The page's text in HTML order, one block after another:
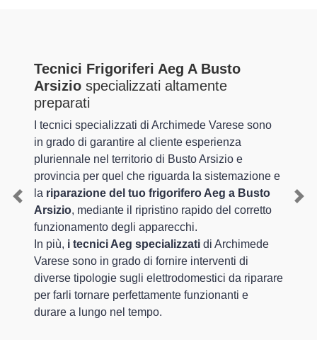
Tecnici Frigoriferi Aeg A Busto
Arsizio specializzati altamente
preparati
I tecnici specializzati di Archimede Varese sono
in grado di garantire al cliente esperienza
pluriennale nel territorio di Busto Arsizio e
provincia per quel che riguarda la sistemazione e
la riparazione del tuo frigorifero Aeg a Busto
Arsizio, mediante il ripristino rapido del corretto
funzionamento degli apparecchi.
In più, i tecnici Aeg specializzati di Archimede
Varese sono in grado di fornire interventi di
diverse tipologie sugli elettrodomestici da riparare
per farli tornare perfettamente funzionanti e
durare a lungo nel tempo.
Previous